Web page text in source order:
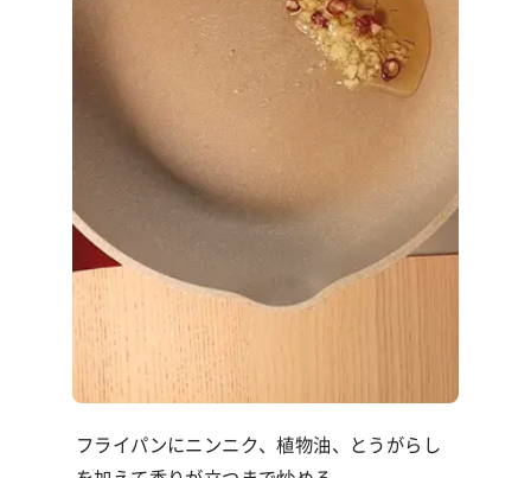
フライパンにニンニク、植物油、とうがらし